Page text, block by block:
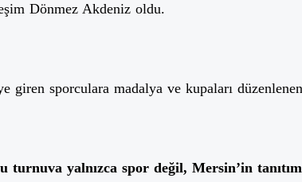
Dönmez Akdeniz oldu.
giren sporculara madalya ve kupaları
turnuva yalnızca spor değil, Mersin’in